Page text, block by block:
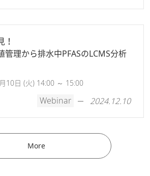
！
管理から排水中PFASのLCMS分析
10日 (火) 14:00 ～ 15:00
Webinar 2024.12.10
More